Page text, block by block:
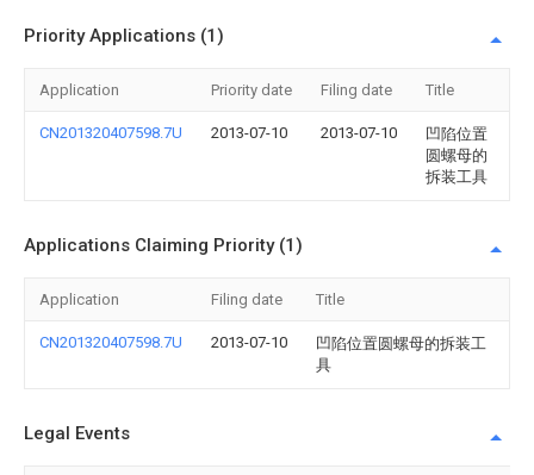
Priority Applications (1)
Application Priority date Filing date Title
CN201320407598.7U 2013-07-10 2013-07-10
凹陷位置
圆螺母的
拆装工具
Applications Claiming Priority (1)
Application Filing date Title
CN201320407598.7U 2013-07-10
凹陷位置圆螺母的拆装工
具
Legal Events